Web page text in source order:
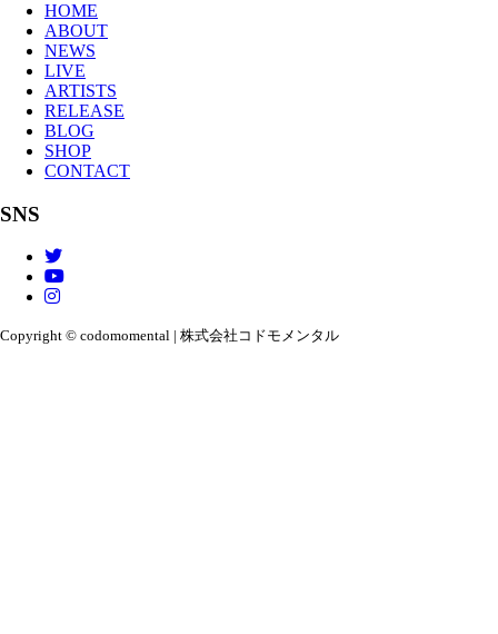
HOME
ABOUT
NEWS
LIVE
ARTISTS
RELEASE
BLOG
SHOP
CONTACT
SNS
Copyright © codomomental | 株式会社コドモメンタル